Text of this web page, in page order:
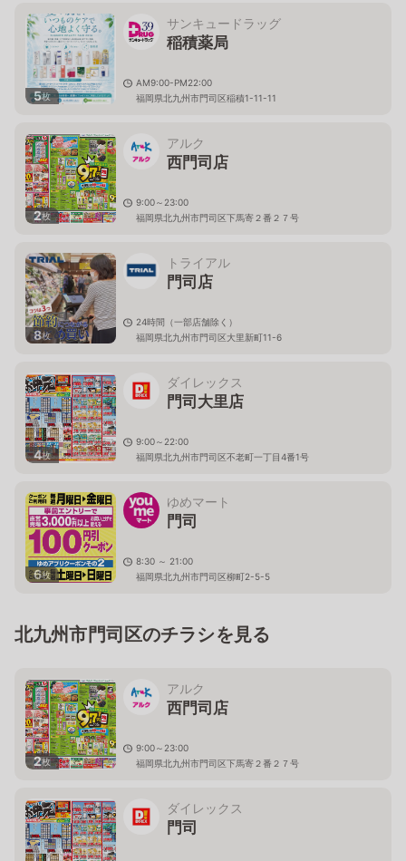
5枚
サンキュードラッグ
稲積薬局
AM9:00-PM22:00
福岡県北九州市門司区稲積1-11-11
2枚
アルク
西門司店
9:00～23:00
福岡県北九州市門司区下馬寄２番２７号
8枚
トライアル
門司店
24時間（一部店舗除く）
福岡県北九州市門司区大里新町11-6
4枚
ダイレックス
門司大里店
9:00～22:00
福岡県北九州市門司区不老町一丁目4番1号
6枚
ゆめマート
門司
8:30 ～ 21:00
福岡県北九州市門司区柳町2-5-5
北九州市門司区のチラシを見る
2枚
アルク
西門司店
9:00～23:00
福岡県北九州市門司区下馬寄２番２７号
ダイレックス
門司